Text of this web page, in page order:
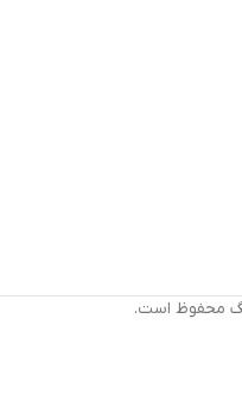
محفوظ است.